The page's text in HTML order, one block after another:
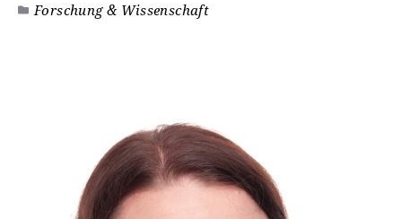
Forschung & Wissenschaft